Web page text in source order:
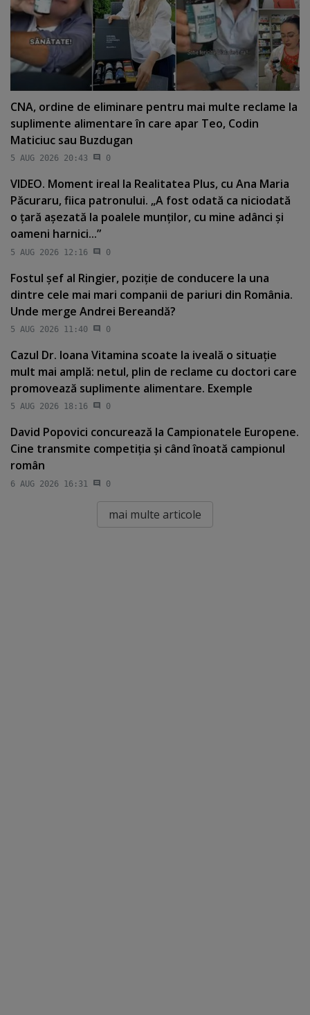
CNA, ordine de eliminare pentru mai multe reclame la
suplimente alimentare în care apar Teo, Codin
Maticiuc sau Buzdugan
5 AUG 2026 20:43 0
VIDEO. Moment ireal la Realitatea Plus, cu Ana Maria
Păcuraru, fiica patronului. „A fost odată ca niciodată
o ţară aşezată la poalele munţilor, cu mine adânci şi
oameni harnici...”
5 AUG 2026 12:16 0
Fostul şef al Ringier, poziţie de conducere la una
dintre cele mai mari companii de pariuri din România.
Unde merge Andrei Bereandă?
5 AUG 2026 11:40 0
Cazul Dr. Ioana Vitamina scoate la iveală o situaţie
mult mai amplă: netul, plin de reclame cu doctori care
promovează suplimente alimentare. Exemple
5 AUG 2026 18:16 0
David Popovici concurează la Campionatele Europene.
Cine transmite competiţia şi când înoată campionul
român
6 AUG 2026 16:31 0
mai multe articole